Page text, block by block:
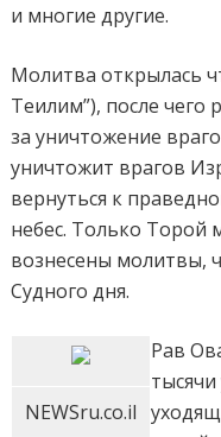
и многие другие.
Молитва открылась
Теилим”), после чего
за уничтожение
уничтожит врагов
вернуться к
небес. Только Торой
вознесены молитвы,
Судного дня.
NEWSru.co.il
Рав